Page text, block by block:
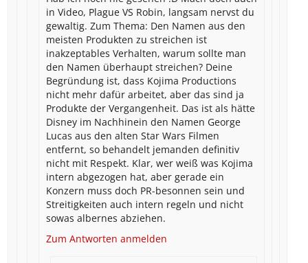
in Video, Plague VS Robin, langsam nervst du
gewaltig. Zum Thema: Den Namen aus den
meisten Produkten zu streichen ist
inakzeptables Verhalten, warum sollte man
den Namen überhaupt streichen? Deine
Begründung ist, dass Kojima Productions
nicht mehr dafür arbeitet, aber das sind ja
Produkte der Vergangenheit. Das ist als hätte
Disney im Nachhinein den Namen George
Lucas aus den alten Star Wars Filmen
entfernt, so behandelt jemanden definitiv
nicht mit Respekt. Klar, wer weiß was Kojima
intern abgezogen hat, aber gerade ein
Konzern muss doch PR-besonnen sein und
Streitigkeiten auch intern regeln und nicht
sowas albernes abziehen.
Zum Antworten anmelden